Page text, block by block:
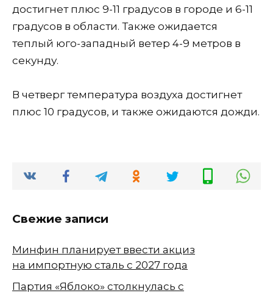
достигнет плюс 9-11 градусов в городе и 6-11
градусов в области. Также ожидается
теплый юго-западный ветер 4-9 метров в
секунду.
В четверг температура воздуха достигнет
плюс 10 градусов, и также ожидаются дожди.
Свежие записи
Минфин планирует ввести акциз
на импортную сталь с 2027 года
Партия «Яблоко» столкнулась с